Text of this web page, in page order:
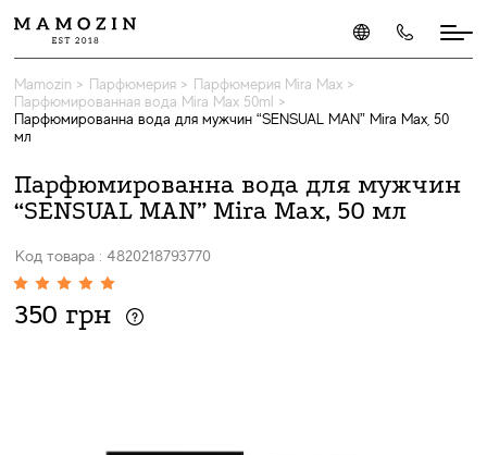
Mamozin > Парфюмерия > Парфюмерия Mira Max >
Парфюмированная вода Mira Max 50ml >
Парфюмированна вода для мужчин “SENSUAL MAN” Mira Max, 50
мл
Парфюмированна вода для мужчин
“SENSUAL MAN” Mira Max, 50 мл
Код товара : 4820218793770
350 грн